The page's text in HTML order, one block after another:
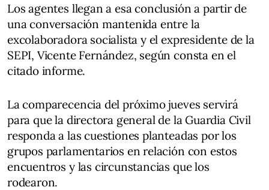
Los agentes llegan a esa conclusión a partir de
una conversación mantenida entre la
excolaboradora socialista y el expresidente de la
SEPI, Vicente Fernández, según consta en el
citado informe.
La comparecencia del próximo jueves servirá
para que la directora general de la Guardia Civil
responda a las cuestiones planteadas por los
grupos parlamentarios en relación con estos
encuentros y las circunstancias que los
rodearon.